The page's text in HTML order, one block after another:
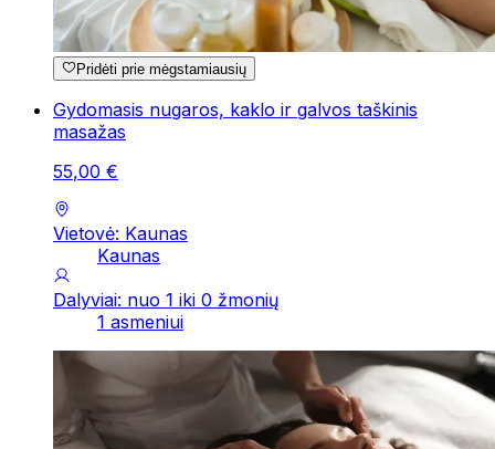
Pridėti prie mėgstamiausių
Gydomasis nugaros, kaklo ir galvos taškinis
masažas
55,00 €
Vietovė: Kaunas
Kaunas
Dalyviai: nuo 1 iki 0 žmonių
1 asmeniui